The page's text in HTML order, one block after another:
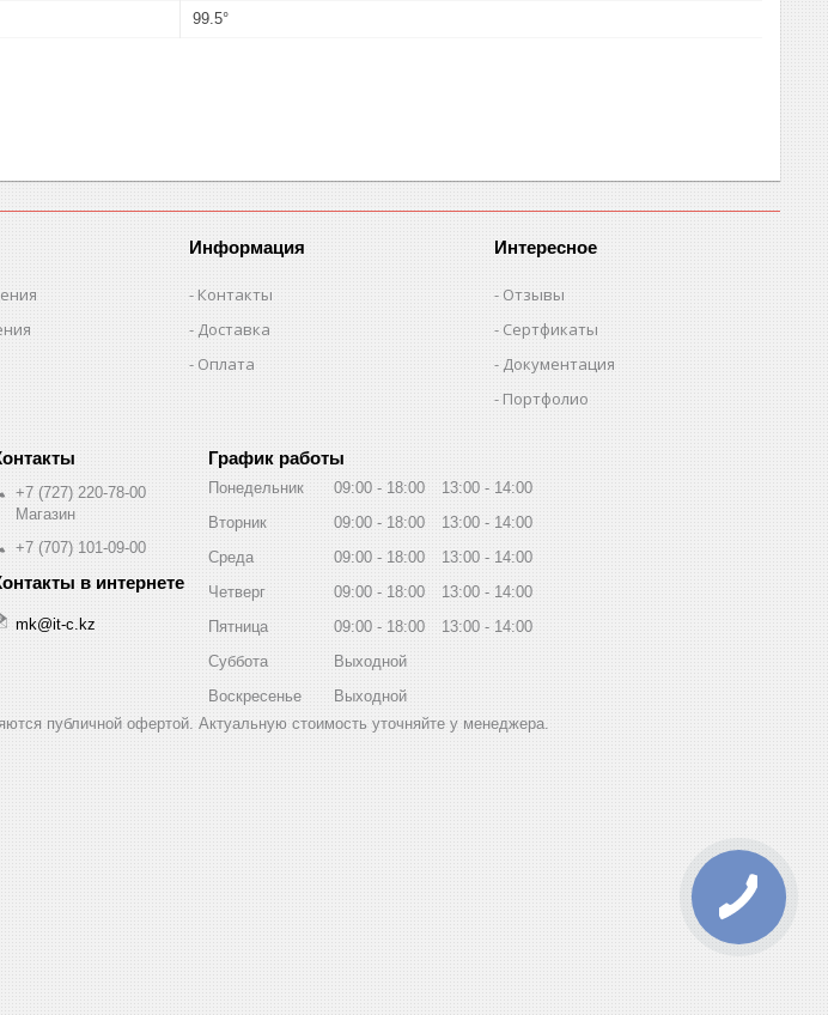
99.5°
Информация
Контакты
Доставка
Оплата
Интересное
Отзывы
Сертфикаты
Документация
Портфолио
+7 (727) 220-78-00
Магазин
+7 (707) 101-09-00
mk@it-c.kz
График работы
Понедельник 09:00 18:00 13:00
14:00
Вторник
09:00 18:00 13:00
14:00
Среда
09:00 18:00 13:00
14:00
Четверг
09:00 18:00 13:00
14:00
Пятница
09:00 18:00 13:00
14:00
Суббота
Выходной
Воскресенье
Выходной
публичной офертой. Актуальную стоимость уточняйте у менеджера.